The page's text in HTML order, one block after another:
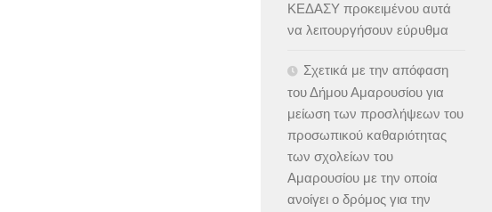
ΚΕΔΑΣΥ προκειμένου αυτά
να λειτουργήσουν εύρυθμα
Σχετικά με την απόφαση
του Δήμου Αμαρουσίου για
μείωση των προσλήψεων του
προσωπικού καθαριότητας
των σχολείων του
Αμαρουσίου με την οποία
ανοίγει ο δρόμος για την